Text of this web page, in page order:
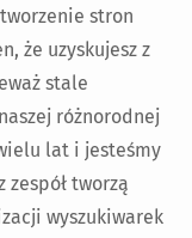
stron
że uzyskujesz z
stale
różnorodnej
lat i jesteśmy
tworzą
wyszukiwarek